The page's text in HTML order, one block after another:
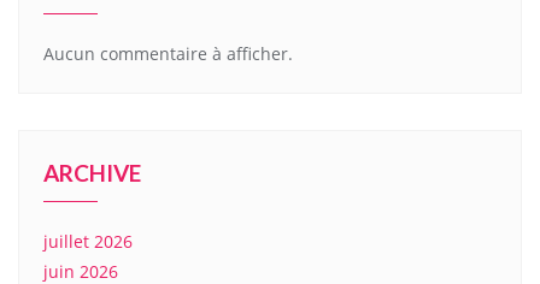
Aucun commentaire à afficher.
ARCHIVE
juillet 2026
juin 2026